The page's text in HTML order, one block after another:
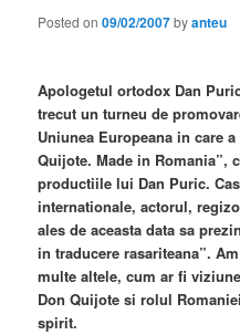
Posted on09/02/2007byanteu
Apologetul ortodox Dan
trecut un turneu de
Uniunea Europeana in care
Quijote. Made in Romania”,
productiile lui Dan Puric.
internationale, actorul,
ales de aceasta data sa
in traducere rasariteana”.
multe altele, cum ar fi
Don Quijote si rolul
spirit.